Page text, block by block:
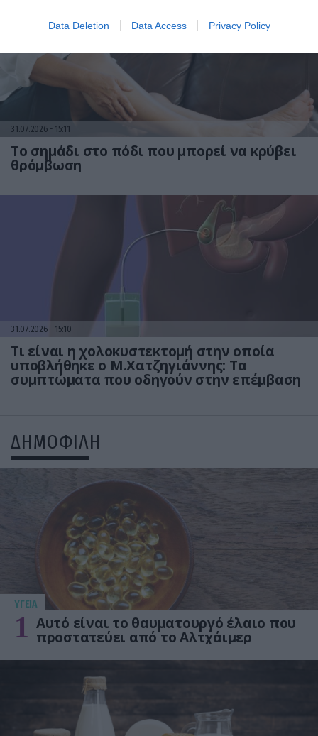
Data Deletion Data Access Privacy Policy
31.07.2026 15:11
Το σημάδι στο πόδι που μπορεί να κρύβει
θρόμβωση
31.07.2026 15:10
Τι είναι η χολοκυστεκτομή στην οποία
υποβλήθηκε ο Μ.Χατζηγιάννης: Tα
συμπτώματα που οδηγούν στην επέμβαση
ΔΗΜΟΦΙΛΗ
ΥΓΕΙΑ
1 Αυτό είναι το θαυματουργό έλαιο που
προστατεύει από το Αλτχάιμερ